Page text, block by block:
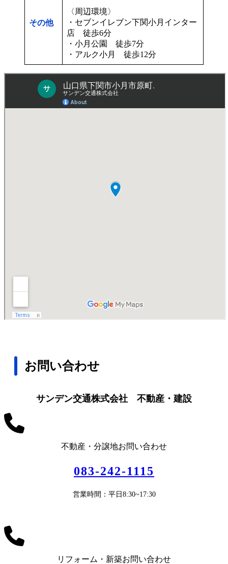
その他
〈周辺環境〉
・セブンイレブン下関小月インター
店 徒歩6分
・小月公園 徒歩7分
・アルク小月 徒歩12分
お問い合わせ
サンデン交通株式会社 不動産・建設
不動産・分譲地お問い合わせ
083-242-1115
営業時間：平日8:30~17:30
リフォーム・新築お問い合わせ